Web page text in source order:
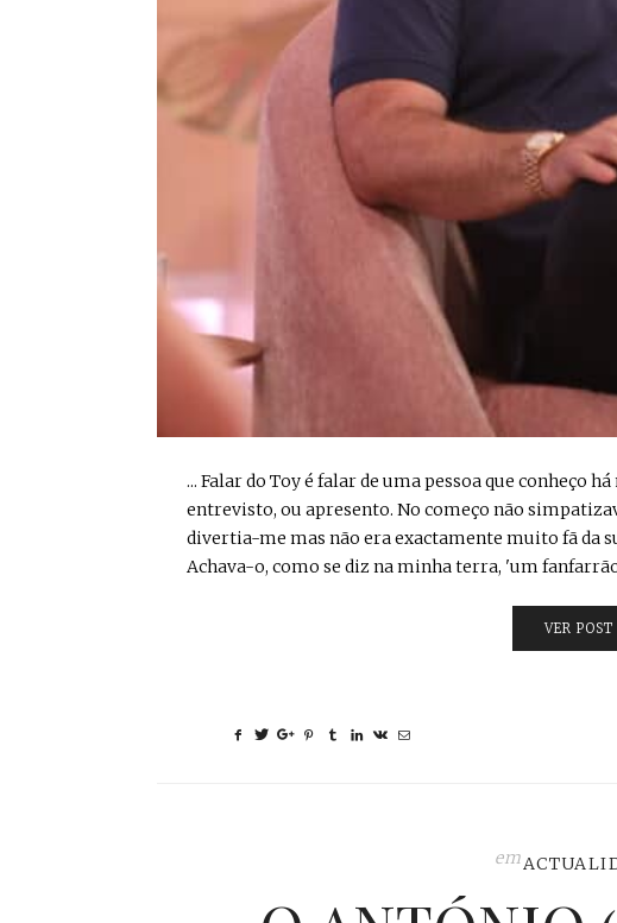
... Falar do Toy é falar de uma pessoa que conheço
entrevisto, ou apresento. No começo não
divertia-me mas não era exactamente muito fã da
Achava-o, como se diz na minha terra, 'um
VER POST
em